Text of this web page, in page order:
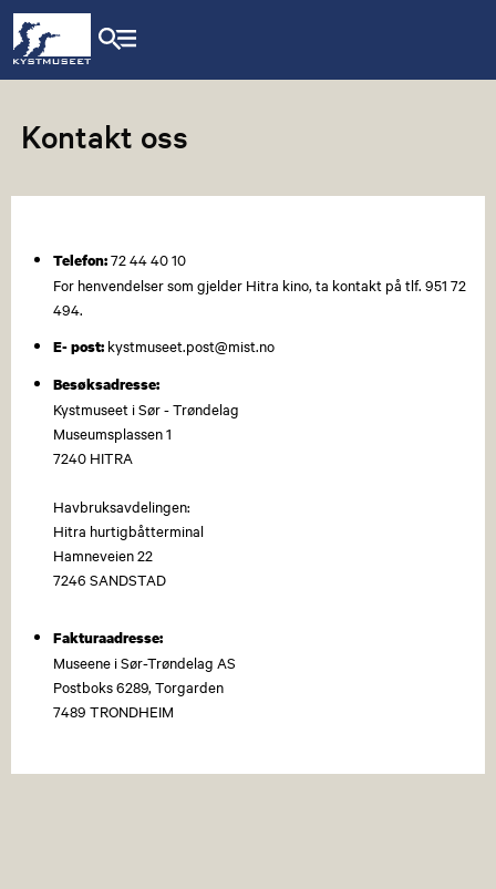
Kontakt oss
Telefon:72 44 40 10
For henvendelser som gjelder Hitra kino, ta kontakt på tlf. 951 72
494.
E- post:kystmuseet.post@mist.no
Besøksadresse:
Kystmuseet i Sør - Trøndelag
Museumsplassen 1
7240 HITRA
Havbruksavdelingen:
Hitra hurtigbåtterminal
Hamneveien 22
7246 SANDSTAD
Fakturaadresse:
Museene i Sør-Trøndelag AS
Postboks 6289, Torgarden
7489 TRONDHEIM